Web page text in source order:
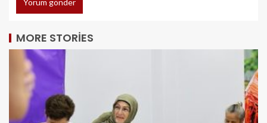
MORE STORIES